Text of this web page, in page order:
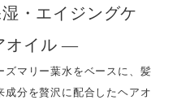
・エイジングケ
オイル —
ズマリー葉水をベースに、髪
成分を贅沢に配合したヘアオ